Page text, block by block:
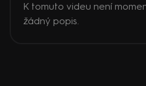
K tomuto videu není
žádný popis.